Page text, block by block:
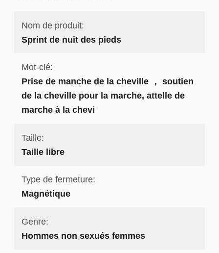
Nom de produit:
Sprint de nuit des pieds
Mot-clé:
Prise de manche de la cheville ， soutien
de la cheville pour la marche, attelle de
marche à la chevi
Taille:
Taille libre
Type de fermeture:
Magnétique
Genre:
Hommes non sexués femmes